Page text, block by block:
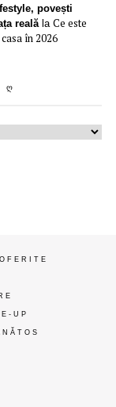
povești
realăla Ce este
în 2026
Ღ
UP